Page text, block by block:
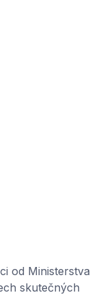
od Ministerstva
skutečných